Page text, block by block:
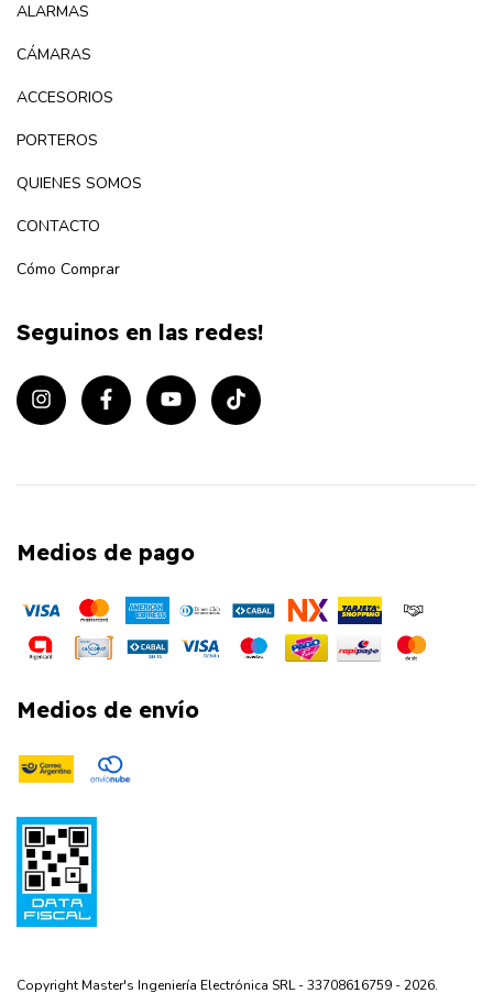
ALARMAS
CÁMARAS
ACCESORIOS
PORTEROS
QUIENES SOMOS
CONTACTO
Cómo Comprar
Seguinos en las redes!
Medios de pago
Medios de envío
Copyright Master's Ingeniería Electrónica SRL - 33708616759 - 2026.